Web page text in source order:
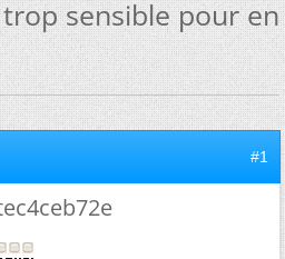
sensible pour en
#1